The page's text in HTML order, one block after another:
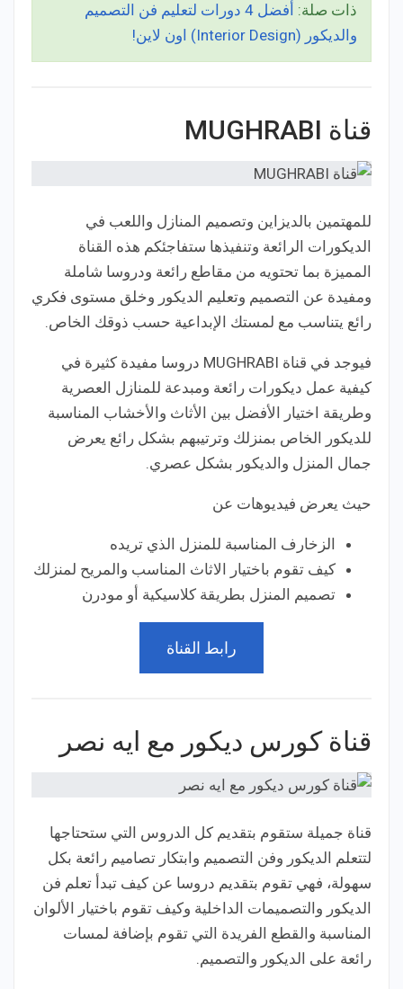
ذات صلة:
أفضل 4 دورات لتعليم فن التصميم
والديكور (Interior Design) اون لاين!
قناة MUGHRABI
للمهتمين بالديزاين وتصميم المنازل واللعب في
الديكورات الرائعة وتنفيذها ستفاجئكم هذه القناة
المميزة بما تحتويه من مقاطع رائعة ودروسا شاملة
ومفيدة عن التصميم وتعليم الديكور وخلق مستوى فكري
رائع يتناسب مع لمستك الإبداعية حسب ذوقك الخاص.
فيوجد في قناة MUGHRABI دروسا مفيدة كثيرة في
كيفية عمل ديكورات رائعة ومبدعة للمنازل العصرية
وطريقة اختيار الأفضل بين الأثاث والأخشاب المناسبة
للديكور الخاص بمنزلك وترتيبهم بشكل رائع يعرض
جمال المنزل والديكور بشكل عصري.
حيث يعرض فيديوهات عن
الزخارف المناسبة للمنزل الذي تريده
كيف تقوم باختيار الاثاث المناسب والمريح لمنزلك
تصميم المنزل بطريقة كلاسيكية أو مودرن
رابط القناة
قناة كورس ديكور مع ايه نصر
قناة جميلة ستقوم بتقديم كل الدروس التي ستحتاجها
لتتعلم الديكور وفن التصميم وابتكار تصاميم رائعة بكل
سهولة، فهي تقوم بتقديم دروسا عن كيف تبدأ تعلم فن
الديكور والتصميمات الداخلية وكيف تقوم باختيار الألوان
المناسبة والقطع الفريدة التي تقوم بإضافة لمسات
رائعة على الديكور والتصميم.